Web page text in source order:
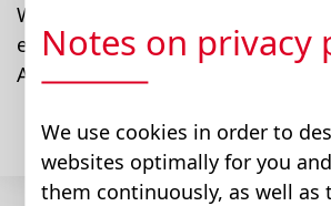
Weiterentwicklungen den
entsprechen und unseren
Anspruchsgruppen nachhaltigen
Notes on privacy
We use cookies in order to
websites optimally for you
them continuously, as well as